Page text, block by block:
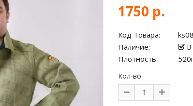
1750 р.
Код Товара:
ks08
Наличие:
В
Плотность:
Кол-во